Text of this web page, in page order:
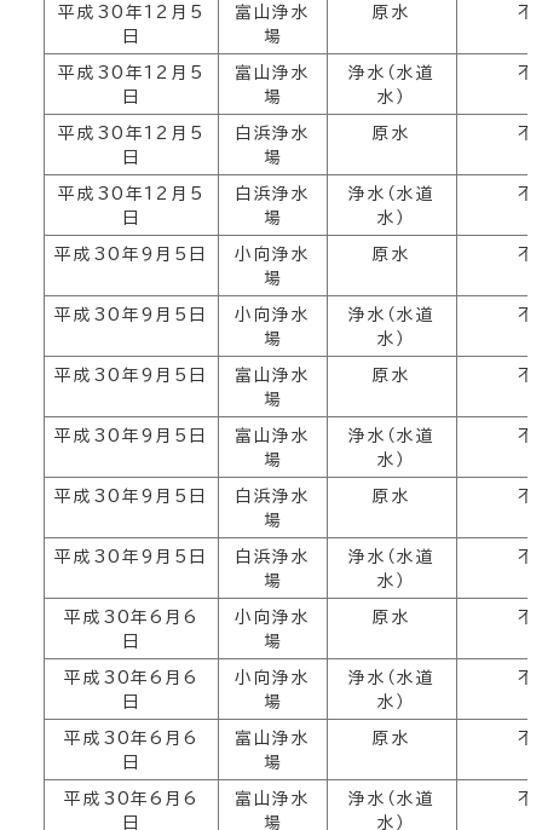
平成30年12月5
日
富山浄水
場
原水 不
平成30年12月5
日
富山浄水
場
浄水（水道
水）
不
平成30年12月5
日
白浜浄水
場
原水 不
平成30年12月5
日
白浜浄水
場
浄水（水道
水）
不
平成30年9月5日
小向浄水
場
原水 不
平成30年9月5日
小向浄水
場
浄水（水道
水）
不
平成30年9月5日
富山浄水
場
原水 不
平成30年9月5日
富山浄水
場
浄水（水道
水）
不
平成30年9月5日
白浜浄水
場
原水 不
平成30年9月5日
白浜浄水
場
浄水（水道
水）
不
平成30年6月6
日
小向浄水
場
原水 不
平成30年6月6
日
小向浄水
場
浄水（水道
水）
不
平成30年6月6
日
富山浄水
場
原水 不
平成30年6月6
日
富山浄水
場
浄水（水道
水）
不